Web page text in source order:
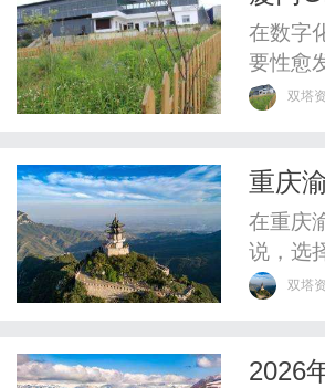
在数字
要性愈
断探索
（GEO
双塔
重庆
好？
在重庆
说，选
值得关
眼镜的
双塔
2026